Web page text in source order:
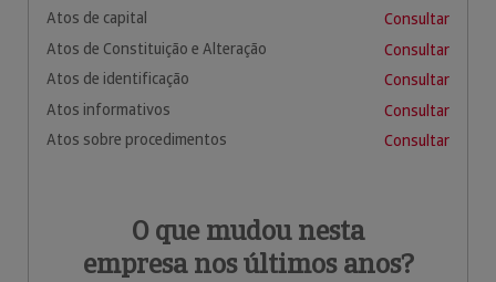
Atos de capital
Consultar
Atos de Constituição e Alteração
Consultar
Atos de identificação
Consultar
Atos informativos
Consultar
Atos sobre procedimentos
Consultar
O que mudou nesta
empresa nos últimos anos?